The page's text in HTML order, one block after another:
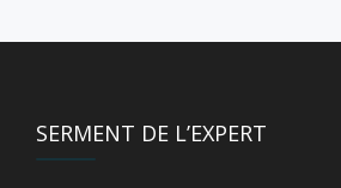
SERMENT DE L’EXPERT